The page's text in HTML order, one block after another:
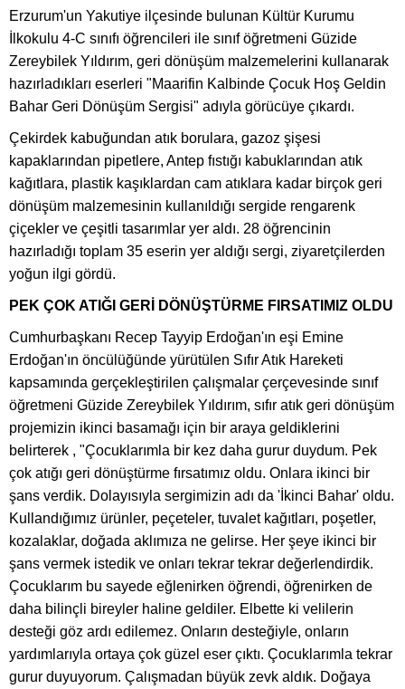
Erzurum'un Yakutiye ilçesinde bulunan Kültür Kurumu
İlkokulu 4-C sınıfı öğrencileri ile sınıf öğretmeni Güzide
Zereybilek Yıldırım, geri dönüşüm malzemelerini kullanarak
hazırladıkları eserleri "Maarifin Kalbinde Çocuk Hoş Geldin
Bahar Geri Dönüşüm Sergisi" adıyla görücüye çıkardı.
Çekirdek kabuğundan atık borulara, gazoz şişesi
kapaklarından pipetlere, Antep fıstığı kabuklarından atık
kağıtlara, plastik kaşıklardan cam atıklara kadar birçok geri
dönüşüm malzemesinin kullanıldığı sergide rengarenk
çiçekler ve çeşitli tasarımlar yer aldı. 28 öğrencinin
hazırladığı toplam 35 eserin yer aldığı sergi, ziyaretçilerden
yoğun ilgi gördü.
PEK ÇOK ATIĞI GERİ DÖNÜŞTÜRME FIRSATIMIZ OLDU
Cumhurbaşkanı Recep Tayyip Erdoğan'ın eşi Emine
Erdoğan'ın öncülüğünde yürütülen Sıfır Atık Hareketi
kapsamında gerçekleştirilen çalışmalar çerçevesinde sınıf
öğretmeni Güzide Zereybilek Yıldırım, sıfır atık geri dönüşüm
projemizin ikinci basamağı için bir araya geldiklerini
belirterek , "Çocuklarımla bir kez daha gurur duydum. Pek
çok atığı geri dönüştürme fırsatımız oldu. Onlara ikinci bir
şans verdik. Dolayısıyla sergimizin adı da 'İkinci Bahar' oldu.
Kullandığımız ürünler, peçeteler, tuvalet kağıtları, poşetler,
kozalaklar, doğada aklımıza ne gelirse. Her şeye ikinci bir
şans vermek istedik ve onları tekrar tekrar değerlendirdik.
Çocuklarım bu sayede eğlenirken öğrendi, öğrenirken de
daha bilinçli bireyler haline geldiler. Elbette ki velilerin
desteği göz ardı edilemez. Onların desteğiyle, onların
yardımlarıyla ortaya çok güzel eser çıktı. Çocuklarımla tekrar
gurur duyuyorum. Çalışmadan büyük zevk aldık. Doğaya